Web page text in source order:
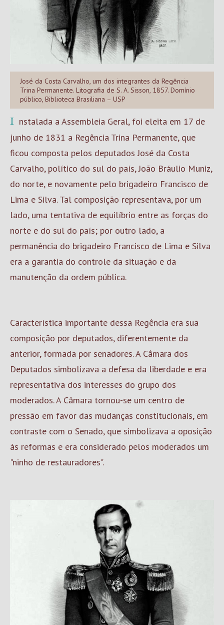
José da Costa Carvalho, um dos integrantes da Regência
Trina Permanente. Litografia de S. A. Sisson, 1857. Domínio
público, Biblioteca Brasiliana – USP
Instalada a Assembleia Geral, foi eleita em 17 de
junho de 1831 a Regência Trina Permanente, que
ficou composta pelos deputados José da Costa
Carvalho, político do sul do país, João Bráulio Muniz,
do norte, e novamente pelo brigadeiro Francisco de
Lima e Silva. Tal composição representava, por um
lado, uma tentativa de equilíbrio entre as forças do
norte e do sul do país; por outro lado, a
permanência do brigadeiro Francisco de Lima e Silva
era a garantia do controle da situação e da
manutenção da ordem pública.
Característica importante dessa Regência era sua
composição por deputados, diferentemente da
anterior, formada por senadores. A Câmara dos
Deputados simbolizava a defesa da liberdade e era
representativa dos interesses do grupo dos
moderados. A Câmara tornou-se um centro de
pressão em favor das mudanças constitucionais, em
contraste com o Senado, que simbolizava a oposição
às reformas e era considerado pelos moderados um
"ninho de restauradores".